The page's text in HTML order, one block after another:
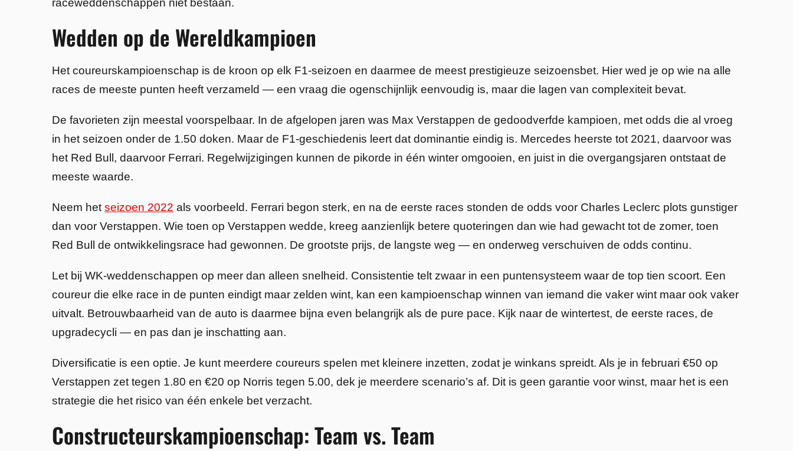
raceweddenschappen niet bestaan.
Wedden op de Wereldkampioen
Het coureurskampioenschap is de kroon op elk F1-seizoen en daarmee de meest prestigieuze seizoensbet. Hier wed je op wie na alle
races de meeste punten heeft verzameld — een vraag die ogenschijnlijk eenvoudig is, maar die lagen van complexiteit bevat.
De favorieten zijn meestal voorspelbaar. In de afgelopen jaren was Max Verstappen de gedoodverfde kampioen, met odds die al vroeg
in het seizoen onder de 1.50 doken. Maar de F1-geschiedenis leert dat dominantie eindig is. Mercedes heerste tot 2021, daarvoor was
het Red Bull, daarvoor Ferrari. Regelwijzigingen kunnen de pikorde in één winter omgooien, en juist in die overgangsjaren ontstaat de
meeste waarde.
Neem het seizoen 2022 als voorbeeld. Ferrari begon sterk, en na de eerste races stonden de odds voor Charles Leclerc plots gunstiger
dan voor Verstappen. Wie toen op Verstappen wedde, kreeg aanzienlijk betere quoteringen dan wie had gewacht tot de zomer, toen
Red Bull de ontwikkelingsrace had gewonnen. De grootste prijs, de langste weg — en onderweg verschuiven de odds continu.
Let bij WK-weddenschappen op meer dan alleen snelheid. Consistentie telt zwaar in een puntensysteem waar de top tien scoort. Een
coureur die elke race in de punten eindigt maar zelden wint, kan een kampioenschap winnen van iemand die vaker wint maar ook vaker
uitvalt. Betrouwbaarheid van de auto is daarmee bijna even belangrijk als de pure pace. Kijk naar de wintertest, de eerste races, de
upgradecycli — en pas dan je inschatting aan.
Diversificatie is een optie. Je kunt meerdere coureurs spelen met kleinere inzetten, zodat je winkans spreidt. Als je in februari €50 op
Verstappen zet tegen 1.80 en €20 op Norris tegen 5.00, dek je meerdere scenario’s af. Dit is geen garantie voor winst, maar het is een
strategie die het risico van één enkele bet verzacht.
Constructeurskampioenschap: Team vs. Team